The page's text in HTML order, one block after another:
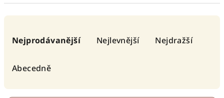
Nejprodávanější Nejlevnější Nejdražší
Abecedně